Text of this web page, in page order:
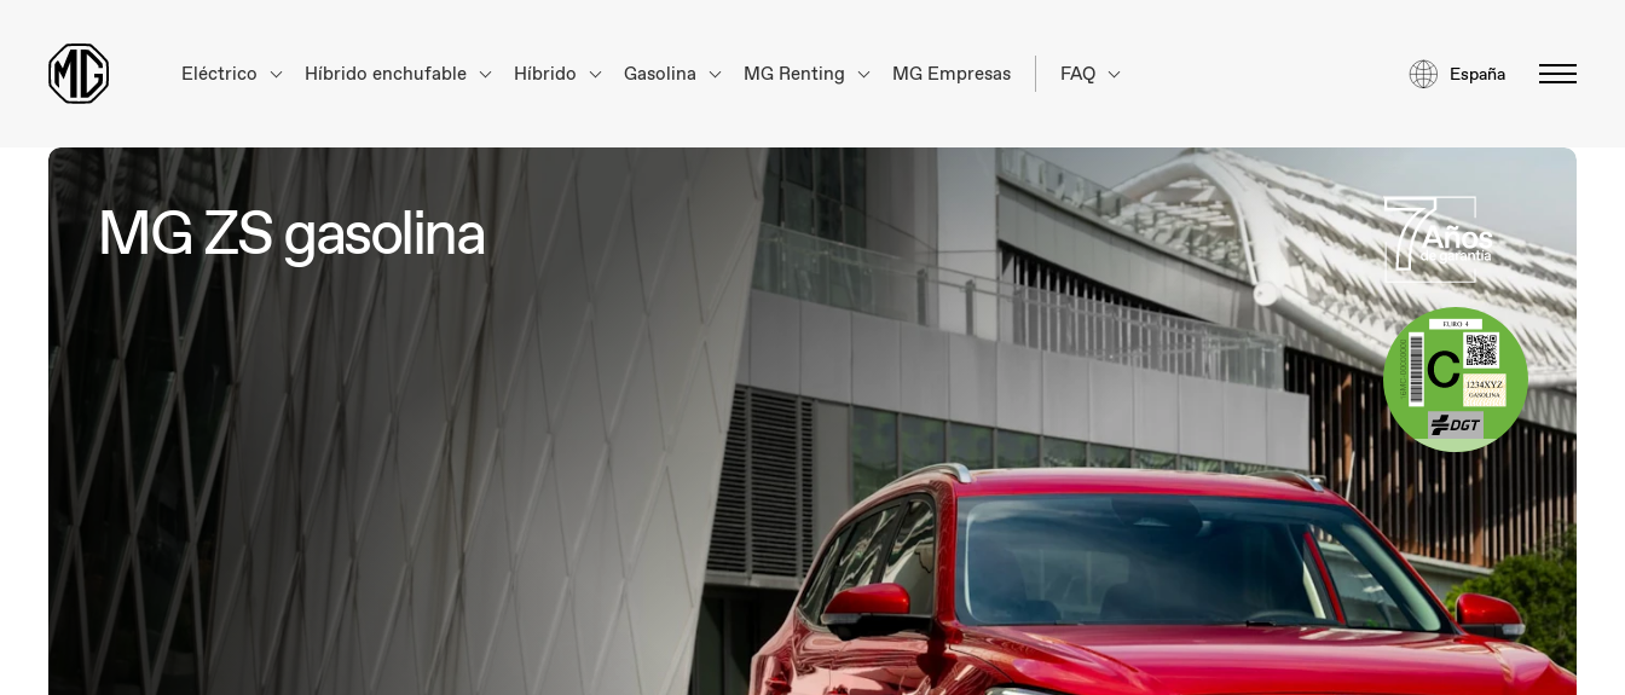
Eléctrico Híbrido enchufable Híbrido Gasolina MG Renting MG Empresas FAQ España
MG ZS gasolina